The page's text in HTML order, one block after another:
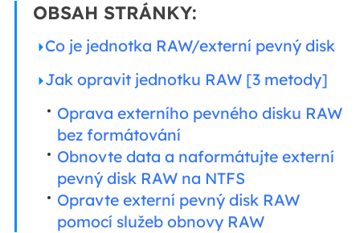
OBSAH STRÁNKY:
Co je jednotka RAW/externí pevný disk
Jak opravit jednotku RAW [3 metody]
Oprava externího pevného disku RAW
bez formátování
Obnovte data a naformátujte externí
pevný disk RAW na NTFS
Opravte externí pevný disk RAW
pomocí služeb obnovy RAW